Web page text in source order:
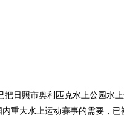
日照市奥利匹克水上公园水
重大水上运动赛事的需要，